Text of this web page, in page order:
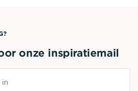
onze inspiratiemail